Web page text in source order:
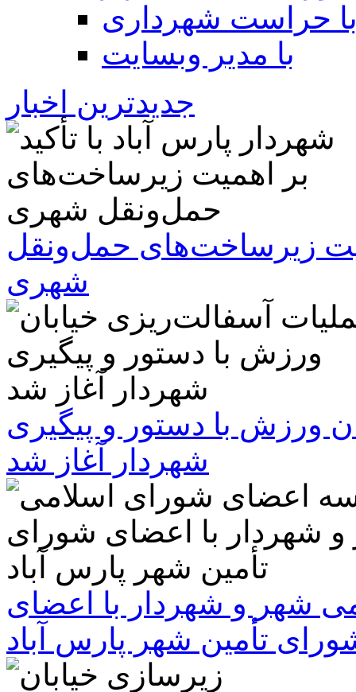
حراست شهرداری
با مدیر وبسایت
جدیدترین اخبار
زیرساخت‌های حمل‌ونقل
شهری
ورزش با دستور و پیگیری
شهردار آغاز شد
شهر و شهردار با اعضای
تأمین شهر پارس آباد